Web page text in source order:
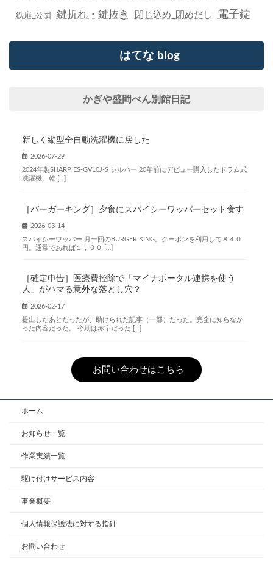
鉄扉_公団 鍵折れ・鍵抜き 閉じ込め_閉めだし 電子錠
はてな blog
かぎや盛岡べん別館日記
新しく縦型全自動洗濯機に戻した
2026-07-29
2024年製SHARP ES-GV10J-S シルバー 20年前にデビュー購入したドラム式
洗濯機。乾 […]
［バーガーキング］夕食にスパイシーワッパーセット食す
2026-03-14
スパイシーワッパー 月一回のBURGER KING。クーポンを利用して８４０
円。通常であれば１，００ […]
［確定申告］医療費控除で「マイナポータル連携を使う
人」がハマる意外な落とし穴？
2026-02-17
提出したあとだったが、助けられた記事（一部）だった。完全に知らなか
った内容だった。 今期は赤字だった […]
お問い合わせはこちら
ホーム
お知らせ一覧
作業実績一覧
駆け付けサービス内容
事業概要
個人情報保護法に対する指針
お問い合わせ